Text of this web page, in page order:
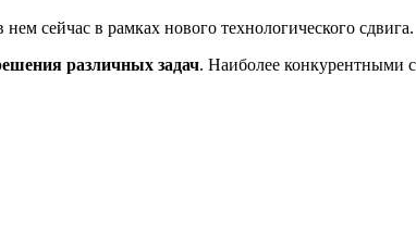
сейчас в рамках нового технологического сдвига.
различных задач. Наиболее конкурентными